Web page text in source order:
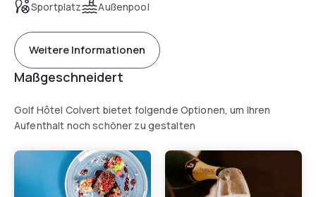
Sportplatz Außenpool
Weitere Informationen
Maßgeschneidert
Golf Hôtel Colvert bietet folgende Optionen, um Ihren
Aufenthalt noch schöner zu gestalten